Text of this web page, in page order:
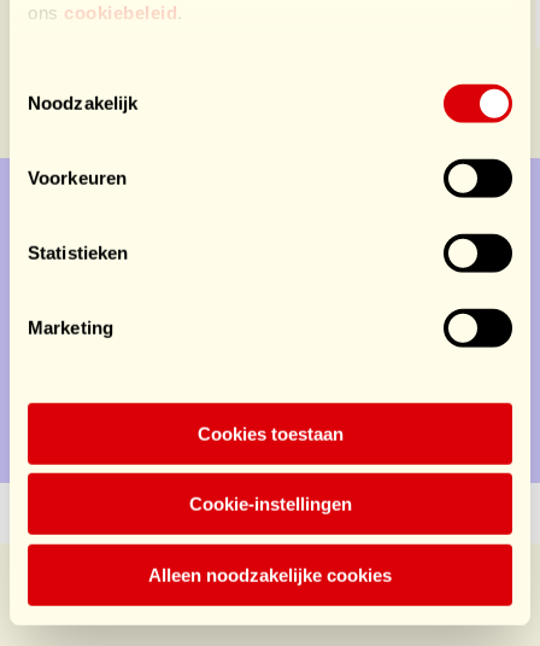
ons cookiebeleid.
Noodzakelijk
Voorkeuren
Statistieken
Marketing
Cookies toestaan
Cookie-instellingen
Alleen noodzakelijke cookies
Contact
Privacy
Service
Doe mee